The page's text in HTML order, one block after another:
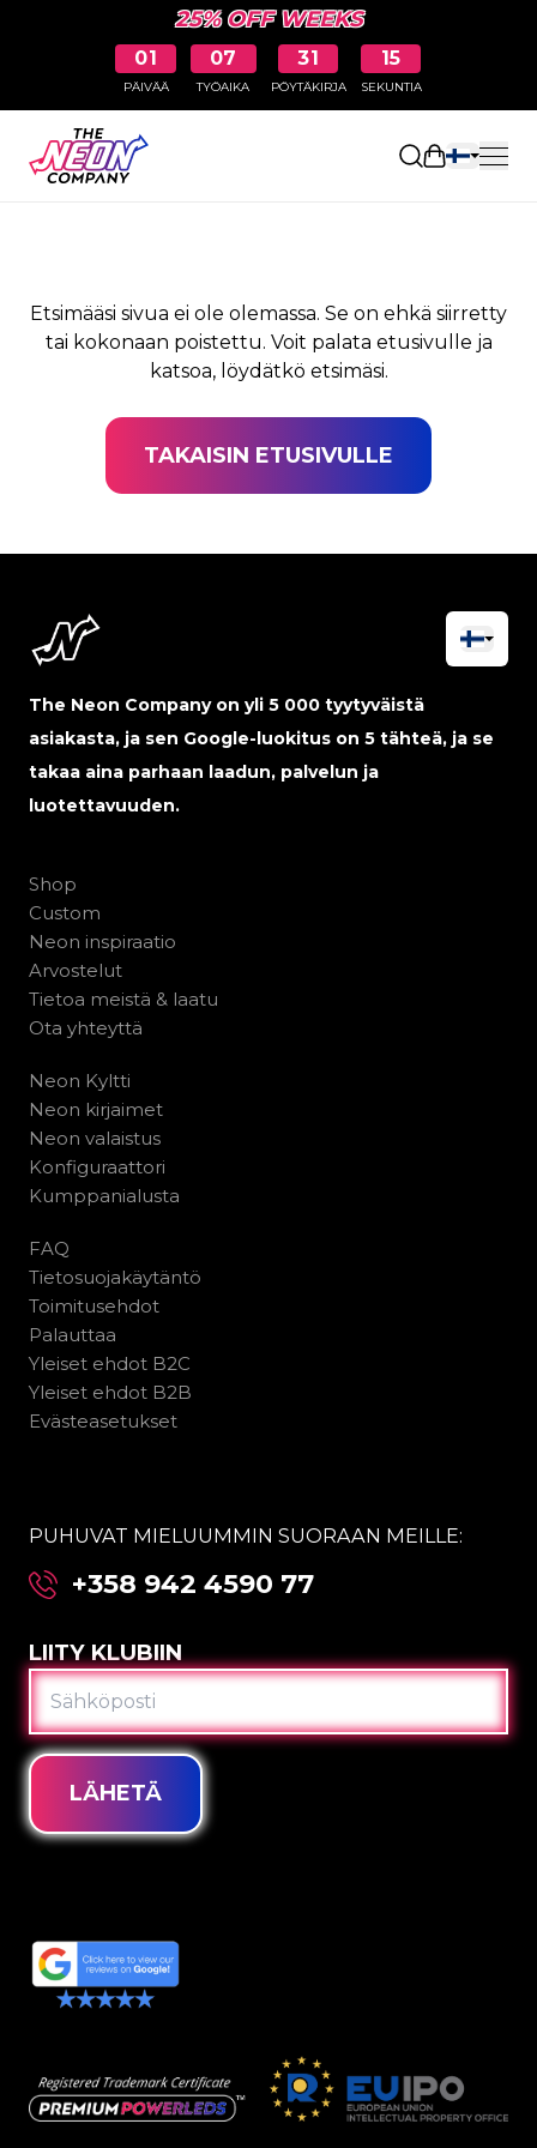
25% OFF WEEKS
01
PÄIVÄÄ
07
TYÖAIKA
31
PÖYTÄKIRJA
15
SEKUNTIA
Avaa
SIVUA EI LÖYDY
Etsimääsi sivua ei ole olemassa. Se on ehkä siirretty
tai kokonaan poistettu. Voit palata etusivulle ja
katsoa, löydätkö etsimäsi.
TAKAISIN ETUSIVULLE
The Neon Company on yli 5 000 tyytyväistä
asiakasta, ja sen Google-luokitus on 5 tähteä, ja se
takaa aina parhaan laadun, palvelun ja
luotettavuuden.
Shop
Custom
Neon inspiraatio
Arvostelut
Tietoa meistä & laatu
Ota yhteyttä
Neon Kyltti
Neon kirjaimet
Neon valaistus
Konfiguraattori
Kumppanialusta
FAQ
Tietosuojakäytäntö
Toimitusehdot
Palauttaa
Yleiset ehdot B2C
Yleiset ehdot B2B
Evästeasetukset
PUHUVAT MIELUUMMIN SUORAAN MEILLE:
+358 942 4590 77
LIITY KLUBIIN
SÄHKÖPOSTI
LÄHETÄ